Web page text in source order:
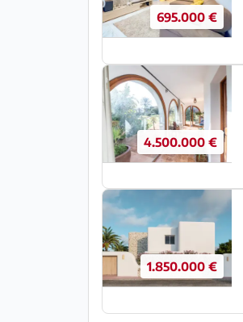
695.000 €
4.500.000 €
1.850.000 €